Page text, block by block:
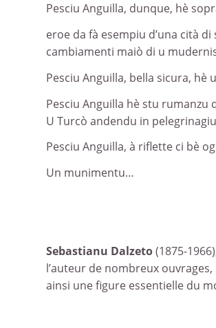
Pesciu Anguilla, dunque, hè
eroe da fà esempiu d’una cità
cambiamenti maiò di u
Pesciu Anguilla, bella sicura,
Pesciu Anguilla hè stu
U Turcò andendu in
Pesciu Anguilla, à riflette ci bè
Un munimentu…
Sebastianu Dalzeto(1875-
l’auteur de nombreux
ainsi une figure essentielle du